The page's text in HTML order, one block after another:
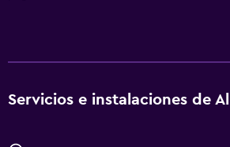
Servicios e instalaciones de